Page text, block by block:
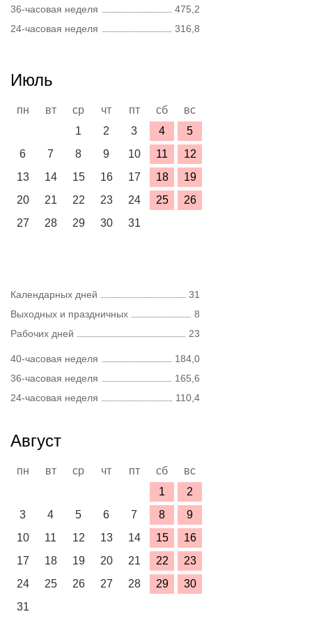
36-часовая неделя
475,2
24-часовая неделя
316,8
Июль
пн вт ср чт пт сб
вс
1
2 3 4
5
6
7 8 9 10 11
12
13
14 15 16 17 18
19
20
21 22 23 24 25
26
27
28 29 30 31
Календарных дней
31
Выходных и праздничных
8
Рабочих дней
23
40-часовая неделя
184,0
36-часовая неделя
165,6
24-часовая неделя
110,4
Август
пн вт ср чт пт сб
вс
1
2
3
4 5 6 7 8
9
10
11 12 13 14 15
16
17
18 19 20 21 22
23
24
25 26 27 28 29
30
31